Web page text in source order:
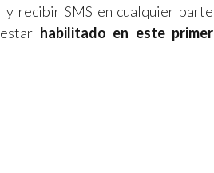
y recibir SMS en cualquier parte
habilitado en este primer